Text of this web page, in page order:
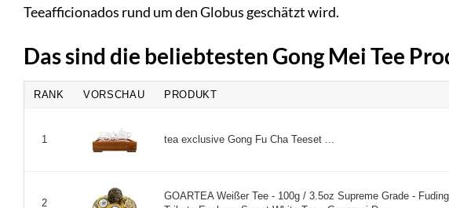
Teeafficionados rund um den Globus geschätzt wird.
Das sind die beliebtesten Gong Mei Tee
RANK VORSCHAU PRODUKT
1 tea exclusive Gong Fu Cha Teeset ...
2
GOARTEA Weißer Tee - 100g / 3.5oz Supreme Grade -